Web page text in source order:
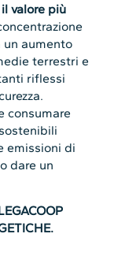
valore più
aumento
terrestri e
riflessi
consumare
emissioni di
dare un